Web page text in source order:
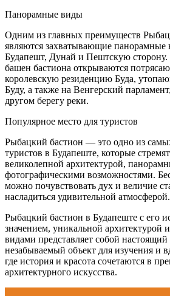
Панорамные виды
Одним из главных преимуществ
являются захватывающие панорамные
Будапешт, Дунай и Пештскую
башен бастиона открываются
королевскую резиденцию Буда,
Буду, а также на Венгерский
другом берегу реки.
Популярное место для туристов
Рыбацкий бастион — это одно из
туристов в Будапеште, которые
великолепной архитектурой,
фотографическими возможностями.
можно почувствовать дух и величие
насладиться удивительной атмосферой.
Рыбацкий бастион в Будапеште с его
значением, уникальной архитектурой
видами представляет собой
незабываемый объект для изучения и
где история и красота сочетаются в
архитектурного искусства.